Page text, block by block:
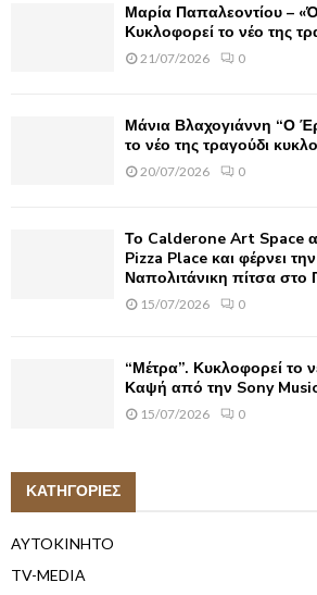
Μαρία Παπαλεοντίου –
Κυκλοφορεί το νέο της
21/07/2026 0
Μάνια Βλαχογιάννη “Ο
το νέο της τραγούδι
20/07/2026 0
Το Calderone Art Space
Pizza Place και φέρνει
Ναπολιτάνικη πίτσα στο
15/07/2026 0
“Μέτρα”. Κυκλοφορεί το
Καψή από την Sony
15/07/2026 0
ΚΑΤΗΓΟΡΙΕΣ
AYTOKINHTO
TV-MEDIA